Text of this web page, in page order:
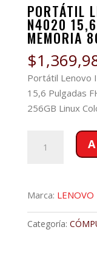
PORTÁTIL
N4020
MEMORIA
$
Portátil Lenovo
15,6 Pulgadas
256GB Linux
LENOVO
N4020
15,6"
PULGADAS
Marca: LENOVO
Categoría: